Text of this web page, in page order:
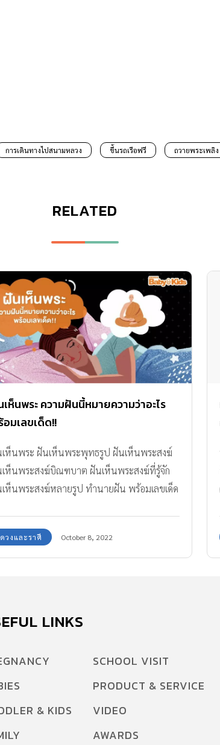
การเดินทางไปสนามหลวง ขึ้นรถเรือฟรี ถวายพระเพลิง
RELATED
ห็นพระ ความฝันนี้หมายความว่าอะไร
มเลขเด็ด!!
ห็นพระ ฝันเห็นพระพุทธรูป ฝันเห็นพระสงฆ์
ห็นพระสงฆ์บิณฑบาต ฝันเห็นพระสงฆ์ที่รู้จัก
ห็นพระสงฆ์หลายรูป ทำนายฝัน พร้อมเลขเด็ด
ดวงและราศี October 8, 2022
LINKS
& KIDS
SCHOOL VISIT
PRODUCT & SERVICE
VIDEO
AWARDS